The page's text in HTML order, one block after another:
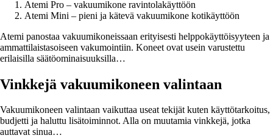
Atemi Pro – vakuumikone ravintolakäyttöön
Atemi Mini – pieni ja kätevä vakuumikone kotikäyttöön
Atemi panostaa vakuumikoneissaan erityisesti helppokäyttöisyyteen ja
ammattilaistasoiseen vakumointiin. Koneet ovat usein varustettu
erilaisilla säätöominaisuuksilla…
Vinkkejä vakuumikoneen valintaan
Vakuumikoneen valintaan vaikuttaa useat tekijät kuten käyttötarkoitus,
budjetti ja haluttu lisätoiminnot. Alla on muutamia vinkkejä, jotka
auttavat sinua…